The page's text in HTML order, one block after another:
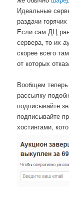
Идеальные
раздачи
Если сам ДЦ
сервера, то их
скорее всего
от которых
Вообщем
рассылку
подписывайте
подписывайте
хостингами,